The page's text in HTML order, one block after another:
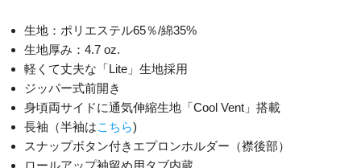
生地：ポリエステル65％/綿35%
生地厚み：4.7 oz.
軽くて丈夫な「Lite」生地採用
ジッパー式前開き
身頃両サイドに通気伸縮生地「Cool Vent」搭載
長袖（半袖はこちら)
スナップボタン付きエプロンホルダー（襟後部）
ロールアップ袖留め用タブ内蔵